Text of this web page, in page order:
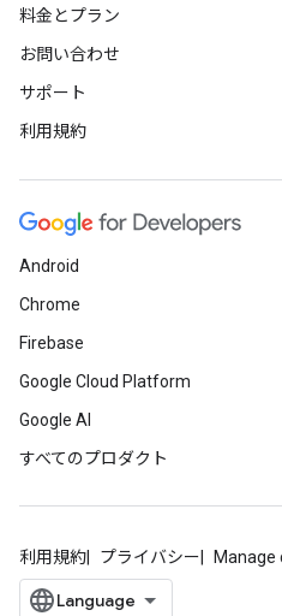
料金とプラン
お問い合わせ
サポート
利用規約
Android
Chrome
Firebase
Google Cloud Platform
Google AI
すべてのプロダクト
利用規約 プライバシー Manage